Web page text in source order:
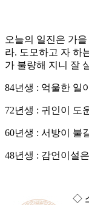
오늘의 일진은 가
라. 도모하고 자 하
가 불량해 지니 잘
84년생 : 억울한 일
72년생 : 귀인이 도
60년생 : 서방이 불
48년생 : 감언이설
◇